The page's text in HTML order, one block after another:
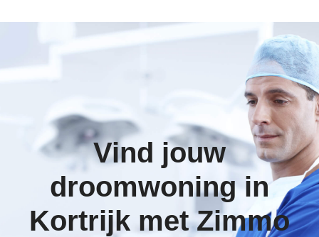
Vind jouw
droomwoning in
Kortrijk met Zimmo